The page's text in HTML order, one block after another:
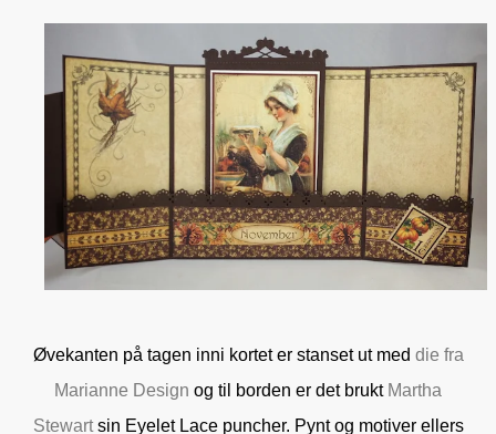
Øvekanten på tagen inni kortet er stanset ut med die fra
Marianne Design og til borden er det brukt Martha
Stewartsin Eyelet Lace puncher. Pynt og motiver ellers